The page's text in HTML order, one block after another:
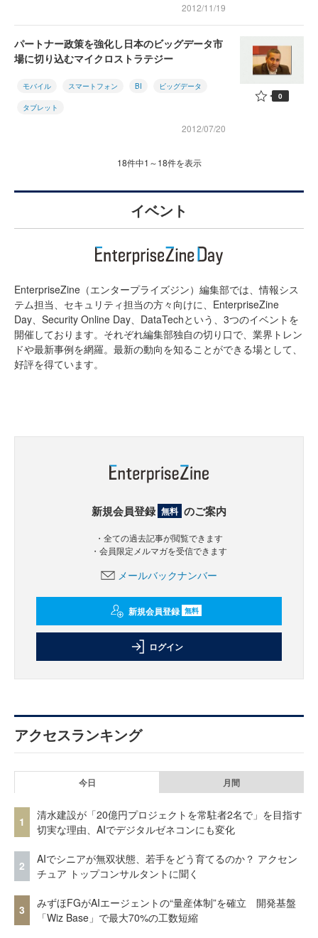
2012/11/19
パートナー政策を強化し日本のビッグデータ市
場に切り込むマイクロストラテジー
モバイル スマートフォン BI ビッグデータ
タブレット
2012/07/20
0
18件中1～18件を表示
イベント
EnterpriseZine（エンタープライズジン）編集部では、情報シス
テム担当、セキュリティ担当の方々向けに、EnterpriseZine
Day、Security Online Day、DataTechという、3つのイベントを
開催しております。それぞれ編集部独自の切り口で、業界トレン
ドや最新事例を網羅。最新の動向を知ることができる場として、
好評を得ています。
新規会員登録 無料 のご案内
・全ての過去記事が閲覧できます
・会員限定メルマガを受信できます
メールバックナンバー
新規会員登録 無料
ログイン
アクセスランキング
今日 月間
1
清水建設が「20億円プロジェクトを常駐者2名で」を目指す
切実な理由、AIでデジタルゼネコンにも変化
2
AIでシニアが無双状態、若手をどう育てるのか？ アクセン
チュア トップコンサルタントに聞く
3
みずほFGがAIエージェントの“量産体制”を確立 開発基盤
「Wiz Base」で最大70%の工数短縮